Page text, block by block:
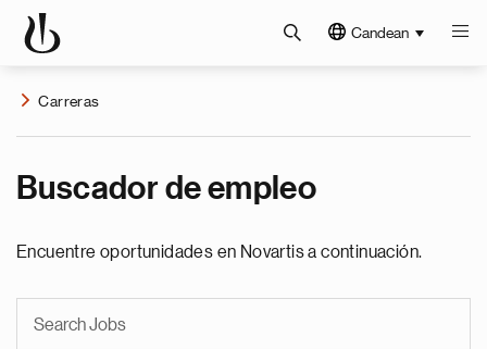
Candean
Carreras
Buscador de empleo
Encuentre oportunidades en Novartis a continuación.